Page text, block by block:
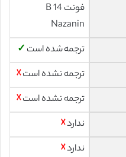
فونت 14 B
Nazanin
ترجمه شده است ✓
ترجمه نشده است☓
ترجمه نشده است☓
ندارد☓
ندارد☓